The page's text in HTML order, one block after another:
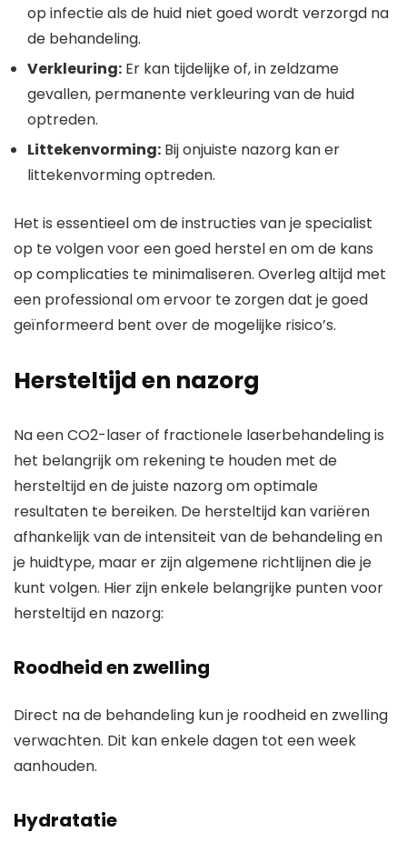
op infectie als de huid niet goed wordt verzorgd na
de behandeling.
Verkleuring: Er kan tijdelijke of, in zeldzame
gevallen, permanente verkleuring van de huid
optreden.
Littekenvorming: Bij onjuiste nazorg kan er
littekenvorming optreden.
Het is essentieel om de instructies van je specialist
op te volgen voor een goed herstel en om de kans
op complicaties te minimaliseren. Overleg altijd met
een professional om ervoor te zorgen dat je goed
geïnformeerd bent over de mogelijke risico’s.
Hersteltijd en nazorg
Na een CO2-laser of fractionele laserbehandeling is
het belangrijk om rekening te houden met de
hersteltijd en de juiste nazorg om optimale
resultaten te bereiken. De hersteltijd kan variëren
afhankelijk van de intensiteit van de behandeling en
je huidtype, maar er zijn algemene richtlijnen die je
kunt volgen. Hier zijn enkele belangrijke punten voor
hersteltijd en nazorg:
Roodheid en zwelling
Direct na de behandeling kun je roodheid en zwelling
verwachten. Dit kan enkele dagen tot een week
aanhouden.
Hydratatie